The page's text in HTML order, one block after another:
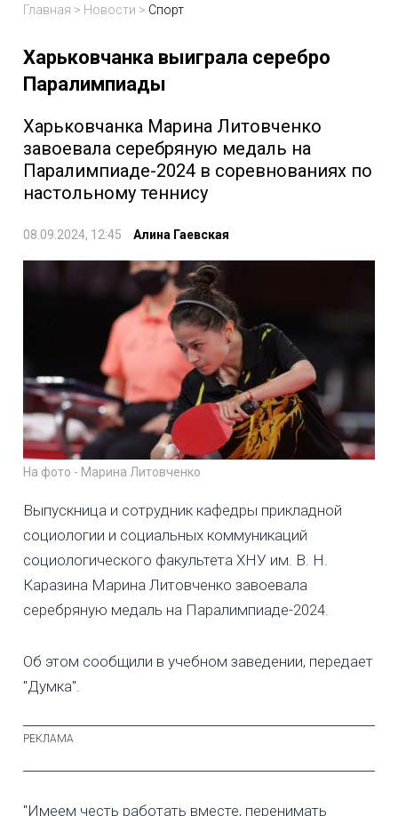
Главная > Новости > Спорт
Харьковчанка выиграла серебро
Паралимпиады
Харьковчанка Марина Литовченко
завоевала серебряную медаль на
Паралимпиаде-2024 в соревнованиях по
настольному теннису
08.09.2024, 12:45 Алина Гаевская
На фото - Марина Литовченко
Выпускница и сотрудник кафедры прикладной
социологии и социальных коммуникаций
социологического факультета ХНУ им. В. Н.
Каразина Марина Литовченко завоевала
серебряную медаль на Паралимпиаде-2024.
Об этом сообщили в учебном заведении, передает
"Думка".
"Имеем честь работать вместе, перенимать